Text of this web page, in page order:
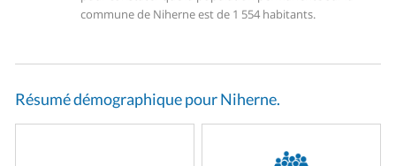
commune de Niherne est de 1 554 habitants.
Résumé démographique pour Niherne.